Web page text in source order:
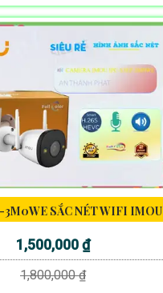
SẮC NÉT WIFI IMOU
1,500,000 ₫
1,800,000 ₫